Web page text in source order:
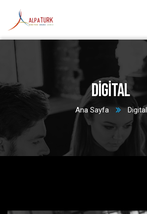
Digital
Ana Sayfa Digital